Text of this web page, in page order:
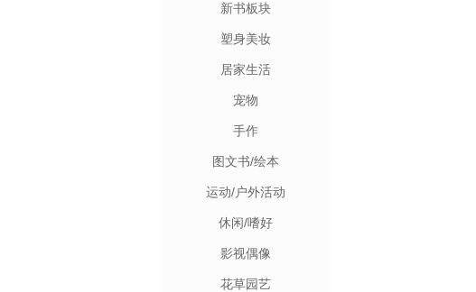
新书板块
塑身美妆
居家生活
宠物
手作
图文书/绘本
运动/户外活动
休闲/嗜好
影视偶像
花草园艺